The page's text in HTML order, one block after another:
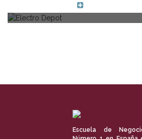
Escuela de